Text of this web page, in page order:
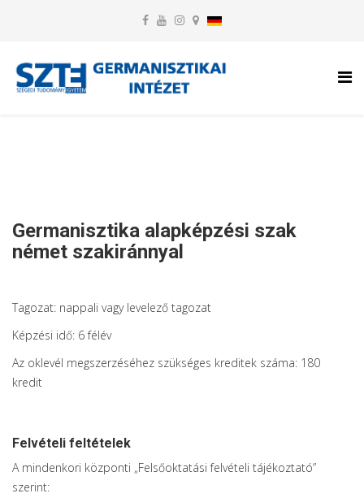
Germanisztika alapképzési szak
német szakiránnyal
Tagozat: nappali vagy levelező tagozat
Képzési idő: 6 félév
Az oklevél megszerzéséhez szükséges kreditek száma: 180
kredit
Felvételi feltételek
A mindenkori központi „Felsőoktatási felvételi tájékoztató”
szerint: